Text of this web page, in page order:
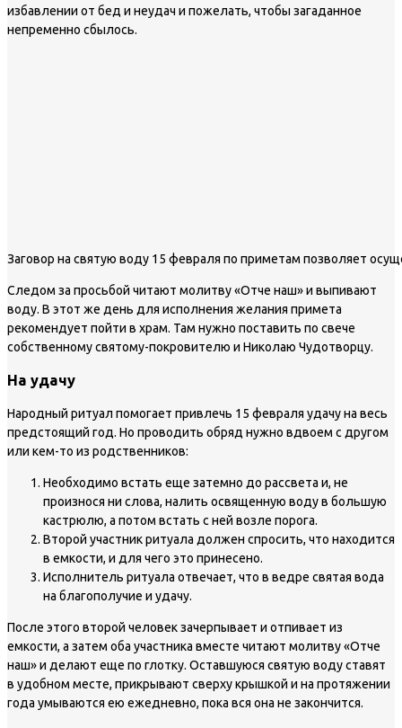
избавлении от бед и неудач и пожелать, чтобы загаданное
непременно сбылось.
Заговор на святую воду 15 февраля по приметам позволяет
Следом за просьбой читают молитву «Отче наш» и выпивают
воду. В этот же день для исполнения желания примета
рекомендует пойти в храм. Там нужно поставить по свече
собственному святому-покровителю и Николаю Чудотворцу.
На удачу
Народный ритуал помогает привлечь 15 февраля удачу на весь
предстоящий год. Но проводить обряд нужно вдвоем с другом
или кем-то из родственников:
Необходимо встать еще затемно до рассвета и, не
произнося ни слова, налить освященную воду в большую
кастрюлю, а потом встать с ней возле порога.
Второй участник ритуала должен спросить, что находится
в емкости, и для чего это принесено.
Исполнитель ритуала отвечает, что в ведре святая вода
на благополучие и удачу.
После этого второй человек зачерпывает и отпивает из
емкости, а затем оба участника вместе читают молитву «Отче
наш» и делают еще по глотку. Оставшуюся святую воду ставят
в удобном месте, прикрывают сверху крышкой и на протяжении
года умываются ею ежедневно, пока вся она не закончится.